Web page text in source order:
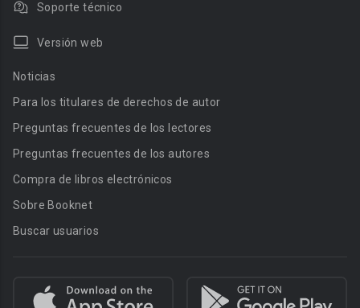
Soporte técnico
Versión web
Noticias
Para los titulares de derechos de autor
Preguntas frecuentes de los lectores
Preguntas frecuentes de los autores
Compra de libros electrónicos
Sobre Booknet
Buscar usuarios